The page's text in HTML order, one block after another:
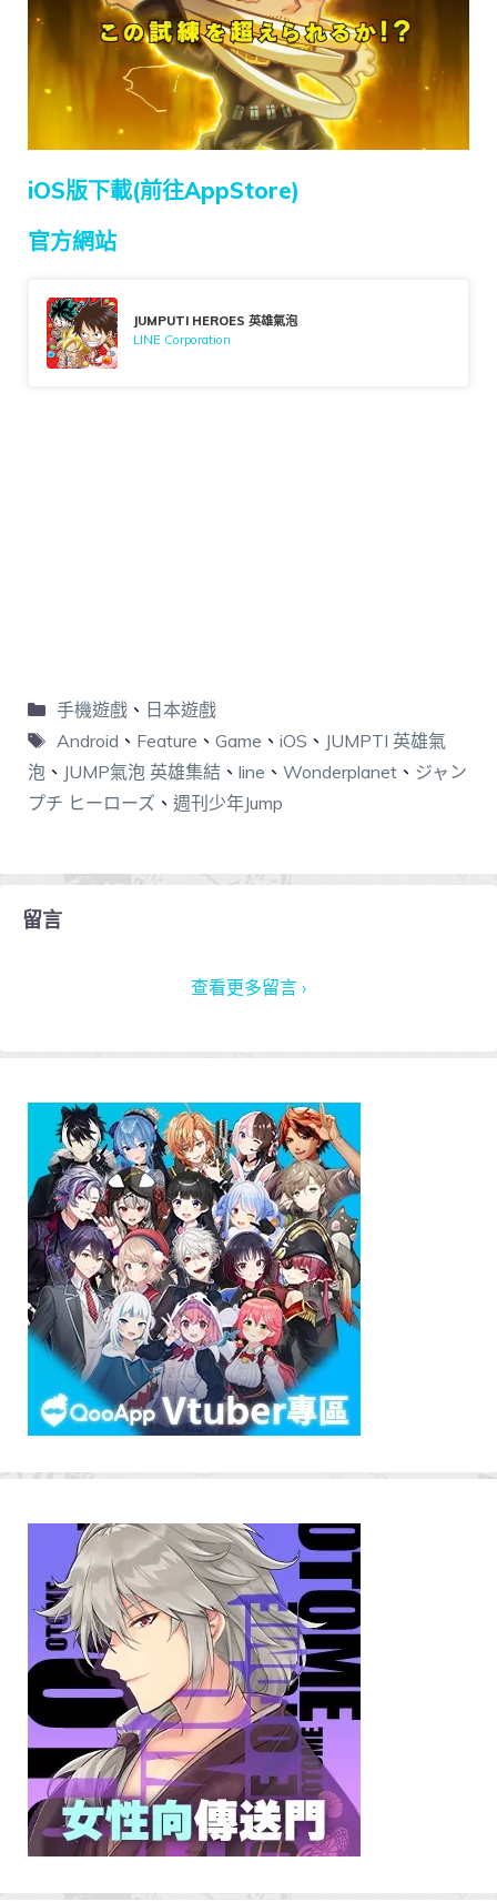
iOS版下載(前往AppStore)
官方網站
JUMPUTI HEROES 英雄氣泡
LINE Corporation
手機遊戲、 日本遊戲
Android 、 Feature 、 Game 、 iOS 、 JUMPTI 英雄氣
泡 、 JUMP氣泡 英雄集結 、 line 、 Wonderplanet 、 ジャン
プチ ヒーローズ 、 週刊少年Jump
留言
查看更多留言 ›